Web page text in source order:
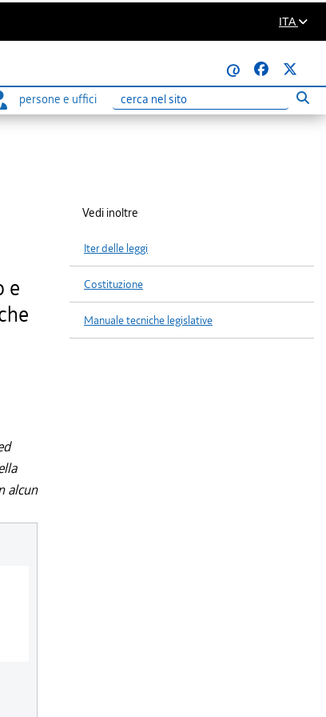
ITA
@
persone e uffici
Ricerca
e
alcun
Vedi inoltre
Iter delle leggi
Costituzione
Manuale tecniche legislative